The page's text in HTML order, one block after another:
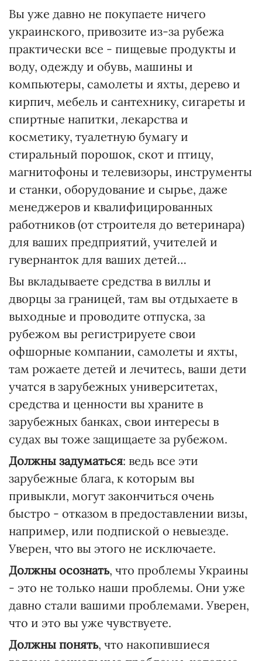
Вы уже давно не покупаете ничего
украинского, привозите из-за рубежа
практически все - пищевые продукты и
воду, одежду и обувь, машины и
компьютеры, самолеты и яхты, дерево и
кирпич, мебель и сантехнику, сигареты и
спиртные напитки, лекарства и
косметику, туалетную бумагу и
стиральный порошок, скот и птицу,
магнитофоны и телевизоры, инструменты
и станки, оборудование и сырье, даже
менеджеров и квалифицированных
работников (от строителя до ветеринара)
для ваших предприятий, учителей и
гувернанток для ваших детей…
Вы вкладываете средства в виллы и
дворцы за границей, там вы отдыхаете в
выходные и проводите отпуска, за
рубежом вы регистрируете свои
офшорные компании, самолеты и яхты,
там рожаете детей и лечитесь, ваши дети
учатся в зарубежных университетах,
средства и ценности вы храните в
зарубежных банках, свои интересы в
судах вы тоже защищаете за рубежом.
Должны задуматься: ведь все эти
зарубежные блага, к которым вы
привыкли, могут закончиться очень
быстро - отказом в предоставлении визы,
например, или подпиской о невыезде.
Уверен, что вы этого не исключаете.
Должны осознать, что проблемы Украины
- это не только наши проблемы. Они уже
давно стали вашими проблемами. Уверен,
что и это вы уже чувствуете.
Должны понять, что накопившиеся